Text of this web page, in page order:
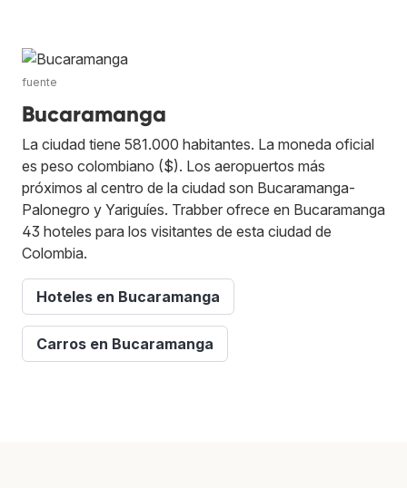
fuente
Bucaramanga
La ciudad tiene 581.000 habitantes. La moneda oficial
es peso colombiano ($). Los aeropuertos más
próximos al centro de la ciudad son Bucaramanga-
Palonegro y Yariguíes. Trabber ofrece en Bucaramanga
43 hoteles para los visitantes de esta ciudad de
Colombia.
Hoteles en Bucaramanga
Carros en Bucaramanga